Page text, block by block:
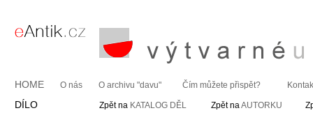
HOME O nás O archivu "davu" Čím můžete přispět?
DÍLO Zpět na KATALOG DĚL Zpět naAUTORKU